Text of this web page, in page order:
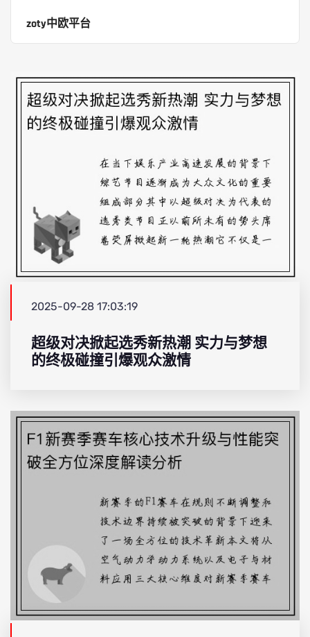
zoty中欧平台
2025-09-28 17:03:19
超级对决掀起选秀新热潮 实力与梦想
的终极碰撞引爆观众激情